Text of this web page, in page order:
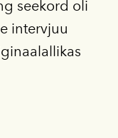
seekord oli
intervjuu